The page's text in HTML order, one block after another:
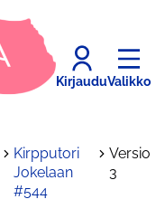
KirjauduValikko
Kirpputori
Jokelaan
#544
Versio
3